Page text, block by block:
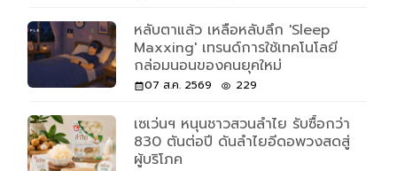
หลับตาแล้ว เหลือหลับลึก 'Sleep
Maxxing' เทรนด์การใช้เทคโนโลยี
กล่อมนอนของคนยุคใหม่
07 ส.ค. 2569 229
เซเว่นฯ หนุนชาวสวนลำไย รับซื้อกว่า
830 ตันต่อปี ดันลำไยอีดอพวงสดสู่
ผู้บริโภค